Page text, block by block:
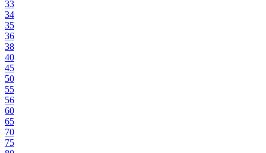
33
34
35
36
38
40
45
50
55
56
60
65
70
75